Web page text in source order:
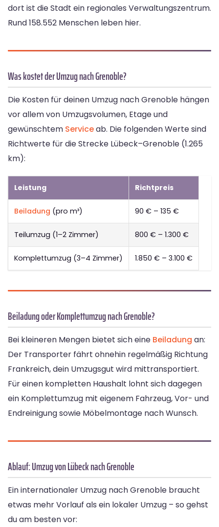
dort ist die Stadt ein regionales Verwaltungszentrum.
Rund 158.552 Menschen leben hier.
Was kostet der Umzug nach Grenoble?
Die Kosten für deinen Umzug nach Grenoble hängen
vor allem von Umzugsvolumen, Etage und
gewünschtem Serviceab. Die folgenden Werte sind
Richtwerte für die Strecke Lübeck–Grenoble (1.265
km):
Leistung Richtpreis
Beiladung (pro m³) 90 € – 135 €
Teilumzug (1–2 Zimmer) 800 € – 1.300 €
Komplettumzug (3–4 Zimmer) 1.850 € – 3.100 €
Beiladung oder Komplettumzug nach Grenoble?
Bei kleineren Mengen bietet sich eine Beiladung an:
Der Transporter fährt ohnehin regelmäßig Richtung
Frankreich, dein Umzugsgut wird mittransportiert.
Für einen kompletten Haushalt lohnt sich dagegen
ein Komplettumzug mit eigenem Fahrzeug, Vor- und
Endreinigung sowie Möbelmontage nach Wunsch.
Ablauf: Umzug von Lübeck nach Grenoble
Ein internationaler Umzug nach Grenoble braucht
etwas mehr Vorlauf als ein lokaler Umzug – so gehst
du am besten vor: